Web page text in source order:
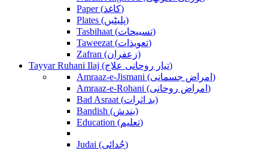
Paper (کاغذ)
Plates (پلیٹیں)
Tasbihaat (تسبیحات)
Taweezat (تعویذات)
Zafran (زعفران)
Tayyar Ruhani Ilaj (تیار روحانی علاج)
Amraaz-e-Jismani (امراض جسمانی)
Amraaz-e-Rohani (امراض روحانی)
Bad Asraat (بد اثرات)
Bandish (بندش)
Education (تعلیم)
Judai (جُدائی)